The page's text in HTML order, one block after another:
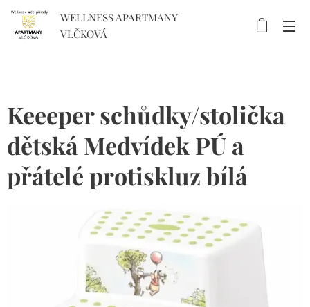
WELLNESS APARTMANY
VLČKOVÁ
Keeeper schůdky/stolička
dětská Medvídek PÚ a
přátelé protiskluz bílá